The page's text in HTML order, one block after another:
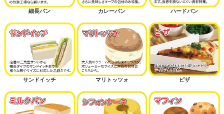
細長パン カレーパン ハードパン
サンドイッチ マリトッツォ ピザ